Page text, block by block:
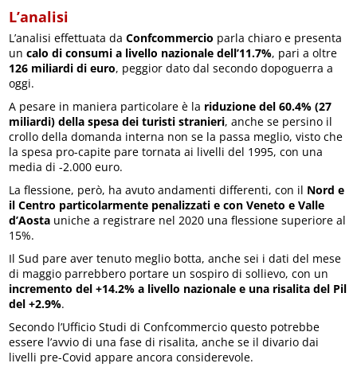
L’analisi
L’analisi effettuata daConfcommercio parla chiaro e presenta
uncalo di consumi a livello nazionale dell’11.7%, pari a oltre
126 miliardi di euro, peggior dato dal secondo dopoguerra a
oggi.
A pesare in maniera particolare è la riduzione del 60.4% (27
miliardi) della spesa dei turisti stranieri, anche se persino il
crollo della domanda interna non se la passa meglio, visto che
la spesa pro-capite pare tornata ai livelli del 1995, con una
media di -2.000 euro.
La flessione, però, ha avuto andamenti differenti, con il Nord e
il Centro particolarmente penalizzati e con Veneto e Valle
d’Aosta uniche a registrare nel 2020 una flessione superiore al
15%.
Il Sud pare aver tenuto meglio botta, anche sei i dati del mese
di maggio parrebbero portare un sospiro di sollievo, con un
incremento del +14.2% a livello nazionale e una risalita del Pil
del +2.9%.
Secondo l’Ufficio Studi di Confcommercio questo potrebbe
essere l’avvio di una fase di risalita, anche se il divario dai
livelli pre-Covid appare ancora considerevole.